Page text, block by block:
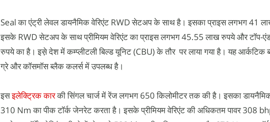
Seal का एंट्री लेवल डायनैमिक वेरिएंट RWD सेटअप के साथ है। इसका प्राइस लगभग 41
इसके RWD सेटअप के साथ प्रीमियम वेरिएंट का प्राइस लगभग 45.55 लाख रुपये और टॉप-एंड
रुपये का है। इसे़ देश में कम्प्लीटली बिल्ड यूनिट (CBU) के तौर पर लाया गया है। यह आर्कटिक
ग्रे और कॉसमॉस ब्लैक कलर्स में उपलब्ध है।
इसइलेक्ट्रिक कारकी सिंगल चार्ज में रेंज लगभग 650 किलोमीटर तक की है। इसका
310 Nm का पीक टॉर्क जेनरेट करता है। इसके प्रीमियम वेरिएंट की अधिकतम पावर 308